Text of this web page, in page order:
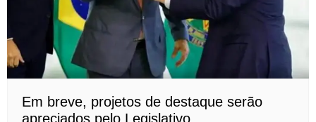
Em breve, projetos de destaque serão
apreciados pelo Legislativo